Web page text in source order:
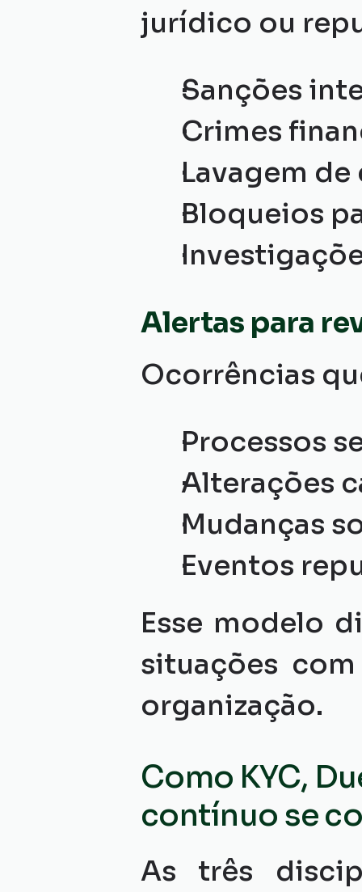
jurídico ou
Sanções
Crimes
Lavagem
Bloqueios
Alertas para
Ocorrências
Processos
Alterações
Mudanças
Eventos
Esse modelo
situações
organização.
Como KYC,
contínuo se
As três